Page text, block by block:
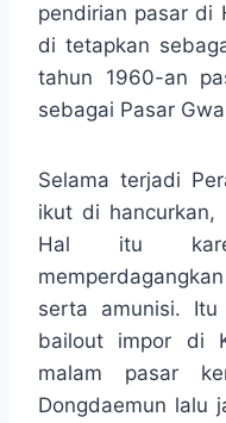
pendirian pasar di
di tetapkan
tahun 1960-an
sebagai Pasar
Selama terjadi
ikut di hancurkan,
Hal itu
serta amunisi.
bailout impor di
malam pasar
Dongdaemun lalu